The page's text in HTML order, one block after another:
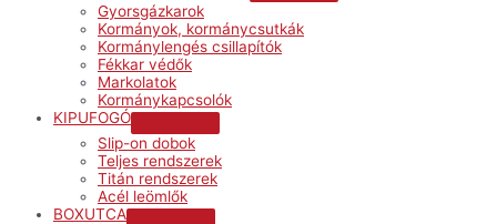
Gyorsgázkarok
Kormányok, kormánycsutkák
Kormánylengés csillapítók
Fékkar védők
Markolatok
Kormánykapcsolók
KIPUFOGÓ
Toggle
Slip-on dobok
Teljes rendszerek
Titán rendszerek
Acél leömlők
BOXUTCA